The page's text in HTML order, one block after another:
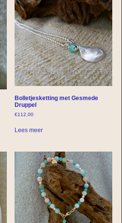
Bolletjesketting met Gesmede
Druppel
€112,00
Lees meer